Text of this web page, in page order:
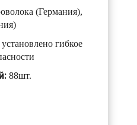
(Германия),
гибкое
88шт.